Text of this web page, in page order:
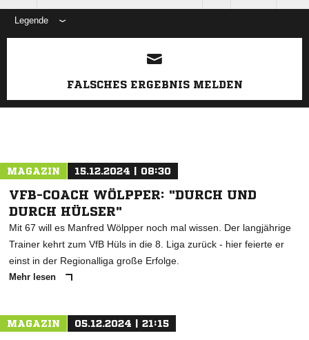
Legende
ANZEIGE
FALSCHES ERGEBNIS MELDEN
MAGAZIN 15.12.2024 | 08:30
VFB-COACH WÖLPPER: "DURCH UND
DURCH HÜLSER"
Mit 67 will es Manfred Wölpper noch mal wissen. Der langjährige
Trainer kehrt zum VfB Hüls in die 8. Liga zurück - hier feierte er
einst in der Regionalliga große Erfolge.
Mehr lesen
MAGAZIN 05.12.2024 | 21:15